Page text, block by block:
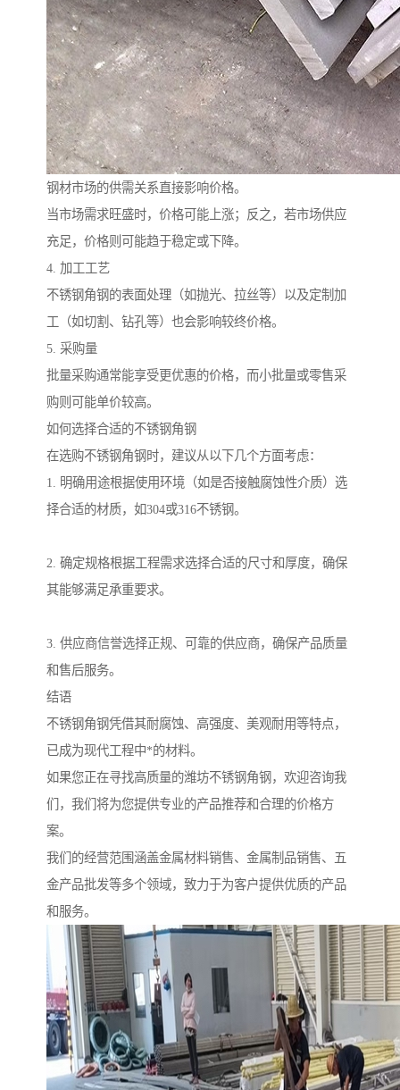
钢材市场的供需关系直接影响价格。
当市场需求旺盛时，价格可能上涨；反之，若市场供应
充足，价格则可能趋于稳定或下降。
4. 加工工艺
不锈钢角钢的表面处理（如抛光、拉丝等）以及定制加
工（如切割、钻孔等）也会影响较终价格。
5. 采购量
批量采购通常能享受更优惠的价格，而小批量或零售采
购则可能单价较高。
如何选择合适的不锈钢角钢
在选购不锈钢角钢时，建议从以下几个方面考虑：
1. 明确用途根据使用环境（如是否接触腐蚀性介质）选
择合适的材质，如304或316不锈钢。
2. 确定规格根据工程需求选择合适的尺寸和厚度，确保
其能够满足承重要求。
3. 供应商信誉选择正规、可靠的供应商，确保产品质量
和售后服务。
结语
不锈钢角钢凭借其耐腐蚀、高强度、美观耐用等特点，
已成为现代工程中*的材料。
如果您正在寻找高质量的潍坊不锈钢角钢，欢迎咨询我
们，我们将为您提供专业的产品推荐和合理的价格方
案。
我们的经营范围涵盖金属材料销售、金属制品销售、五
金产品批发等多个领域，致力于为客户提供优质的产品
和服务。